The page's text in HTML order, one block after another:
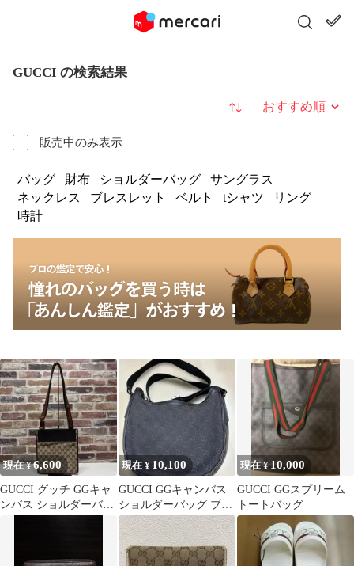
GUCCI の検索結果
販売中のみ表示
並び替え
バッグ 財布 ショルダーバッグ
サングラス
ネックレス
ブレスレット ベルト tシャツ
リング
時計
現在 ¥6,600
GUCCI グッチ GGキャ
ンバス ショルダーバッ
現在 ¥ 10,100
GUCCI GGキャンバス
ショルダーバッグ ブラ
ック
現在 ¥10,000
GUCCI GGスプリーム
トートバッグ